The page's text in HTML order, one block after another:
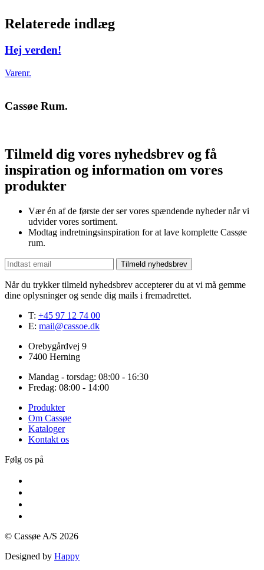
Relaterede indlæg
Hej verden!
Varenr.
Cassøe Rum.
Tilmeld dig vores nyhedsbrev og få
inspiration og information om vores
produkter
Vær én af de første der ser vores spændende nyheder når vi
udvider vores sortiment.
Modtag indretningsinspiration for at lave komplette Cassøe
rum.
Tilmeld nyhedsbrev
Når du trykker tilmeld nyhedsbrev accepterer du at vi må gemme
dine oplysninger og sende dig mails i fremadrettet.
T: +45 97 12 74 00
E: mail@cassoe.dk
Orebygårdvej 9
7400 Herning
Mandag - torsdag: 08:00 - 16:30
Fredag: 08:00 - 14:00
Produkter
Om Cassøe
Kataloger
Kontakt os
Følg os på
© Cassøe A/S 2026
Designed by Happy